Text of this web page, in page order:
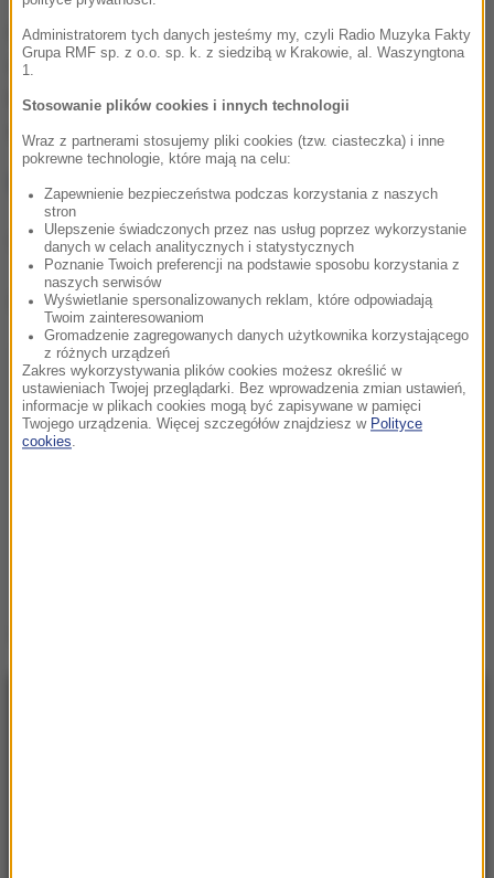
Co więcej, na czas ŚDM wymienione zostaną
również śmietniki. Jak informuje gazeta, kosze mają
być przezroczyste, by ewentualny podejrzany
ładunek łatwo było zauważyć.
Więcej na stronie "Dziennika Wschodniego".
(abs)
Dalsza część artykułu pod materiałem video:
Administratorem tych danych jesteśmy my, czyli Radio Muzyka Fakty
Grupa RMF sp. z o.o. sp. k. z siedzibą w Krakowie, al. Waszyngtona
1.
Stosowanie plików cookies i innych technologii
Wraz z partnerami stosujemy pliki cookies (tzw. ciasteczka) i inne
pokrewne technologie, które mają na celu:
Zapewnienie bezpieczeństwa podczas korzystania z naszych
stron
Ulepszenie świadczonych przez nas usług poprzez wykorzystanie
danych w celach analitycznych i statystycznych
Poznanie Twoich preferencji na podstawie sposobu korzystania z
naszych serwisów
Wyświetlanie spersonalizowanych reklam, które odpowiadają
Twoim zainteresowaniom
Gromadzenie zagregowanych danych użytkownika korzystającego
z różnych urządzeń
Zakres wykorzystywania plików cookies możesz określić w
ustawieniach Twojej przeglądarki. Bez wprowadzenia zmian ustawień,
informacje w plikach cookies mogą być zapisywane w pamięci
Twojego urządzenia. Więcej szczegółów znajdziesz w Polityce
cookies.